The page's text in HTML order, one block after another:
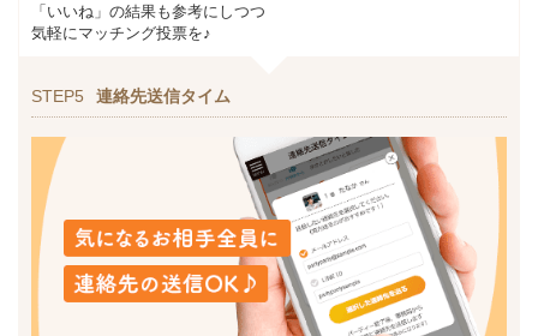
「いいね」の結果も参考にしつつ
気軽にマッチング投票を♪
STEP5 連絡先送信タイム